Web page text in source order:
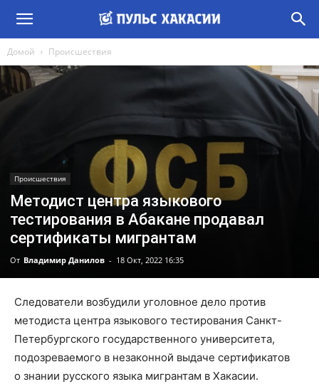
Домой Происшествия
Происшествия
Методист центра языкового
тестирования в Абакане продавал
сертификаты мигрантам
От Владимир Данилов - 18 Окт, 2022 16:35
Следователи возбудили уголовное дело против
методиста центра языкового тестирования Санкт-
Петербургского государственного университета,
подозреваемого в незаконной выдаче сертификатов
о знании русского языка мигрантам в Хакасии.